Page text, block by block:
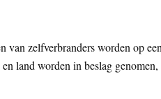
van zelfverbranders worden op
land worden in beslag